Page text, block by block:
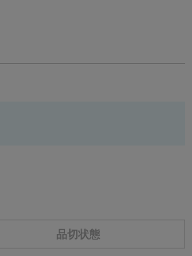
品切状態